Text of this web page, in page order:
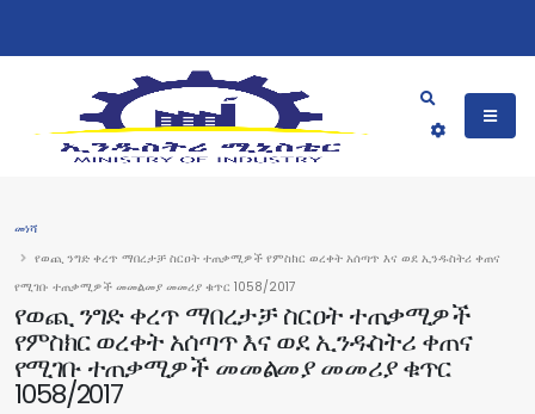
የወጪ ንግድ ቀረጥ ማበረታቻ ስርዐት ተጠቃሚዎች
የምስክር ወረቀት አሰጣጥ እና ወደ ኢንዱስትሪ ቀጠና
የሚገቡ ተጠቃሚዎች መመልመያ መመሪያ ቁጥር
1058/2017
መነሻ
የወጪ ንግድ ቀረጥ ማበረታቻ ስርዐት ተጠቃሚዎች የምስክር ወረቀት አሰጣጥ እና ወደ ኢንዱስትሪ ቀጠና
የሚገቡ ተጠቃሚዎች መመልመያ መመሪያ ቁጥር 1058/2017